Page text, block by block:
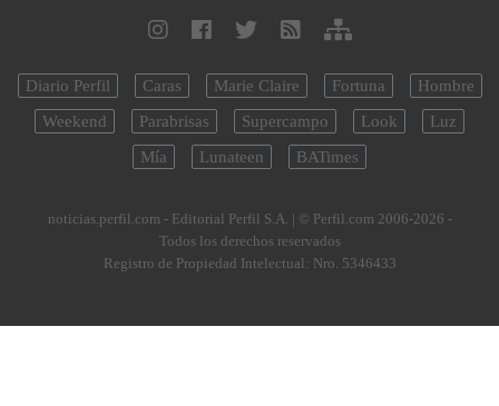
Diario Perfil Caras Marie Claire Fortuna
Hombre
Weekend
Parabrisas Supercampo Look
Luz
Mía
Lunateen BATimes
noticias.perfil.com - Editorial Perfil S.A. | © Perfil.com 2006-2026 -
Todos los derechos reservados
Registro de Propiedad Intelectual: Nro. 5346433